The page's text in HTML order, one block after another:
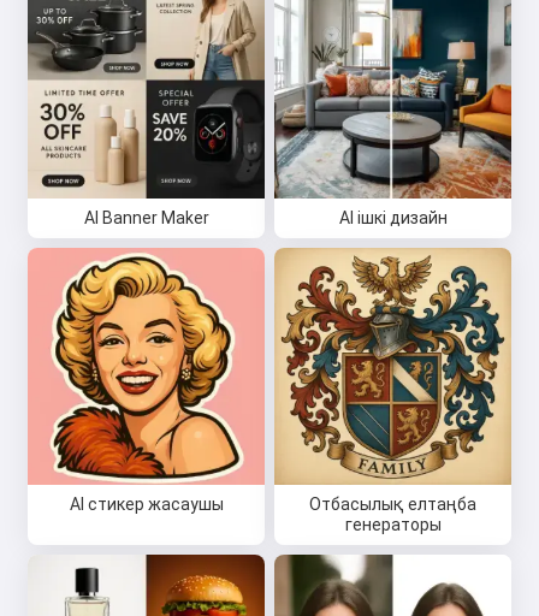
AI Banner Maker AI ішкі дизайн
AI стикер жасаушы
Отбасылық елтаңба
генераторы